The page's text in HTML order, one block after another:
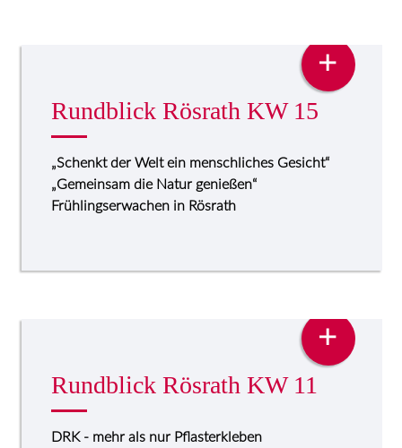
Rundblick Rösrath KW 15
„Schenkt der Welt ein menschliches Gesicht“
„Gemeinsam die Natur genießen“
Frühlingserwachen in Rösrath
+
Rundblick Rösrath KW 11
DRK - mehr als nur Pflasterkleben
+